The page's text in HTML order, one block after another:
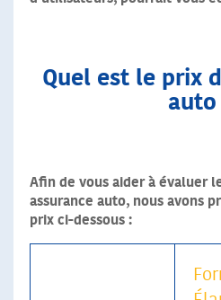
Quel est le prix
auto
Afin de vous aider à évaluer
assurance auto, nous avons
prix ci-dessous :